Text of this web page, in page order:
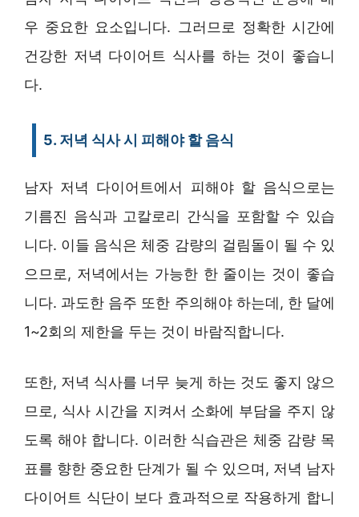
우 중요한 요소입니다. 그러므로 정확한 시간에
건강한 저녁 다이어트 식사를 하는 것이 좋습니
다.
5. 저녁 식사 시 피해야 할 음식
남자 저녁 다이어트에서 피해야 할 음식으로는
기름진 음식과 고칼로리 간식을 포함할 수 있습
니다. 이들 음식은 체중 감량의 걸림돌이 될 수 있
으므로, 저녁에서는 가능한 한 줄이는 것이 좋습
니다. 과도한 음주 또한 주의해야 하는데, 한 달에
1~2회의 제한을 두는 것이 바람직합니다.
또한, 저녁 식사를 너무 늦게 하는 것도 좋지 않으
므로, 식사 시간을 지켜서 소화에 부담을 주지 않
도록 해야 합니다. 이러한 식습관은 체중 감량 목
표를 향한 중요한 단계가 될 수 있으며, 저녁 남자
다이어트 식단이 보다 효과적으로 작용하게 합니